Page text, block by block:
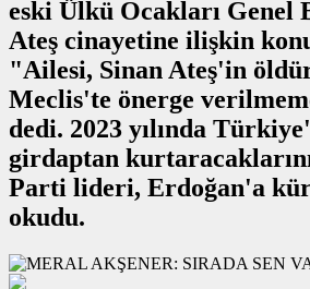
eski Ülkü Ocakları Genel
Ateş cinayetine ilişkin
"Ailesi, Sinan Ateş'in
Meclis'te önerge
dedi. 2023 yılında
girdaptan
Parti lideri, Erdoğan'a
okudu.